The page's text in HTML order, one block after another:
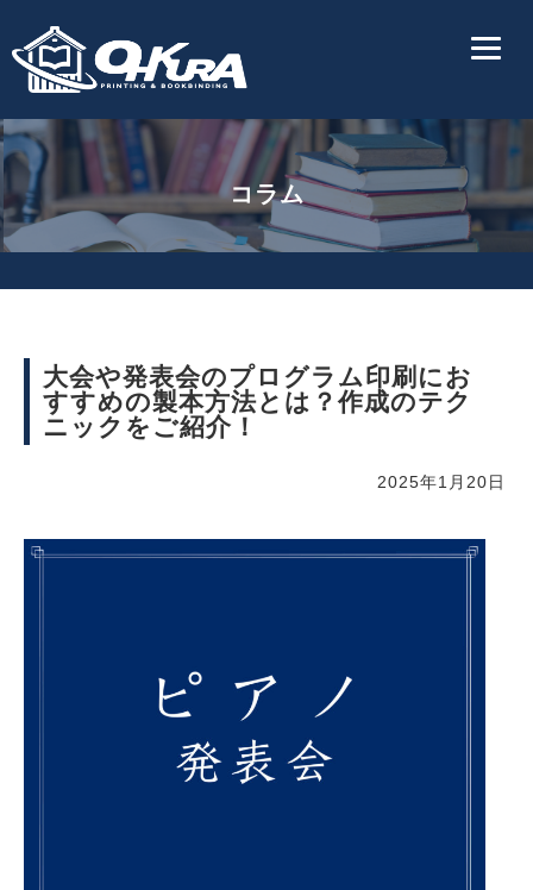
コラム
大会や発表会のプログラム印刷にお
すすめの製本方法とは？作成のテク
ニックをご紹介！
2025年1月20日